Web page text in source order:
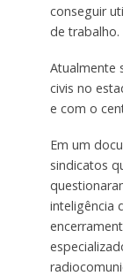
conseguir
de trabalho.
Atualmente
civis no
e com o
Em um
sindicatos
inteligência